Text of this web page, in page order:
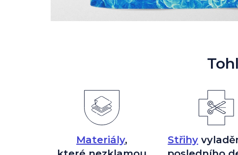
Materiály,
Střihy